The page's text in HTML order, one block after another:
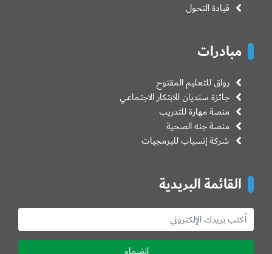
قيادة التحول
مبادرات
رواق للتعليم المقتوح
جائزة سنديان للابتكار الاجتماعي
منصة مهارة للتدريب
منصة جنه الصحية
شركة إنسياب للبرمجيات
القائمة البريدية